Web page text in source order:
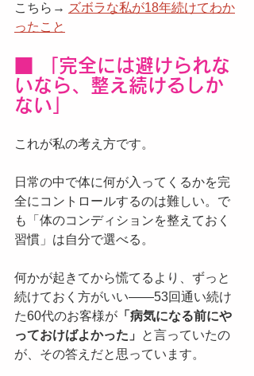
こちら→ ズボラな私が18年続けてわか
ったこと
■ 「完全には避けられな
いなら、整え続けるしか
ない」
これが私の考え方です。
日常の中で体に何が入ってくるかを完
全にコントロールするのは難しい。で
も「体のコンディションを整えておく
習慣」は自分で選べる。
何かが起きてから慌てるより、ずっと
続けておく方がいい——53回通い続け
た60代のお客様が 「病気になる前にや
っておけばよかった」
と言っていたの
が、その答えだと思っています。